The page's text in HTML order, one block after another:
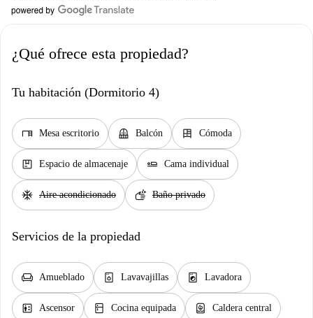
¿Qué ofrece esta propiedad?
Tu habitación (Dormitorio 4)
desk Mesa escritorio balcony Balcón dresser Cómoda
package Espacio de almacenaje airline_seat_flat Cama individual
ac_unit Aire acondicionado soap Baño privado
Servicios de la propiedad
chair Amueblado dishwasher_gen Lavavajillas local_laundry_service Lavadora
elevator Ascensor kitchen Cocina equipada water_heater Caldera central